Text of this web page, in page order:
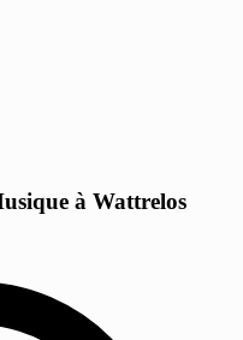
à Wattrelos